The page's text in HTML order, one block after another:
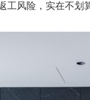
工风险，实在不划